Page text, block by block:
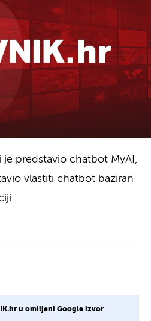
je predstavio chatbot MyAI,
vlastiti chatbot baziran
u omiljeni Google izvor